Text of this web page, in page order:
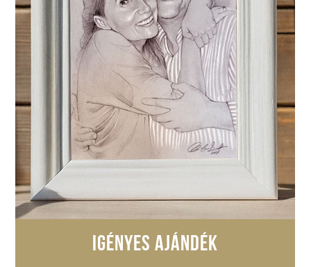
IGÉNYES AJÁNDÉK